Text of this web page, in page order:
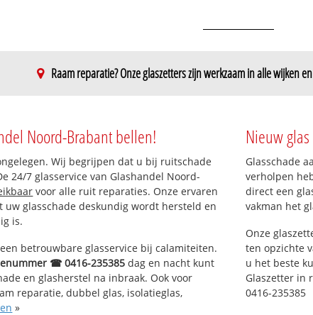
Raam reparatie? Onze glaszetters zijn werkzaam in alle wijken
Molenwijk (noord)
(zuid)
Bergeind
Loon
Plakken
Noord-Brabant bellen!
Wij begrijpen dat u bij ruitschade
24/7 glasservice van Glashandel Noord-
voor alle ruit reparaties. Onze ervaren
uw glasschade deskundig wordt hersteld en
is.
betrouwbare glasservice bij calamiteiten.
☎ 0416-235385 dag en nacht kunt
en glasherstel na inbraak. Ook voor
reparatie, dubbel glas, isolatieglas,
»
Nieuw
Glasschade
verholpen
direct een
vakman het
Onze
ten opzichte
u het beste
Glaszetter in
0416-235385